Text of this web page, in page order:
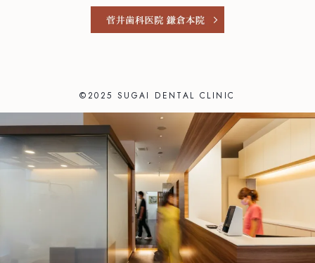
©2025 SUGAI DENTAL CLINIC